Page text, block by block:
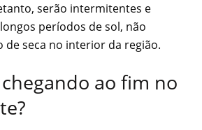
serão intermitentes e
períodos de sol, não
de seca no interior da região.
ao fim no